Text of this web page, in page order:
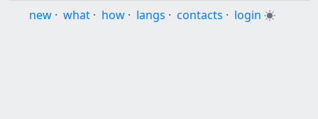
new · what · how · langs · contacts · login